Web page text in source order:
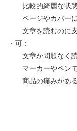
比較的綺麗な状態
ページやカバーに
文章を読むのに支
・可：
文章が問題なく読
マーカーやペンで
商品の痛みがある